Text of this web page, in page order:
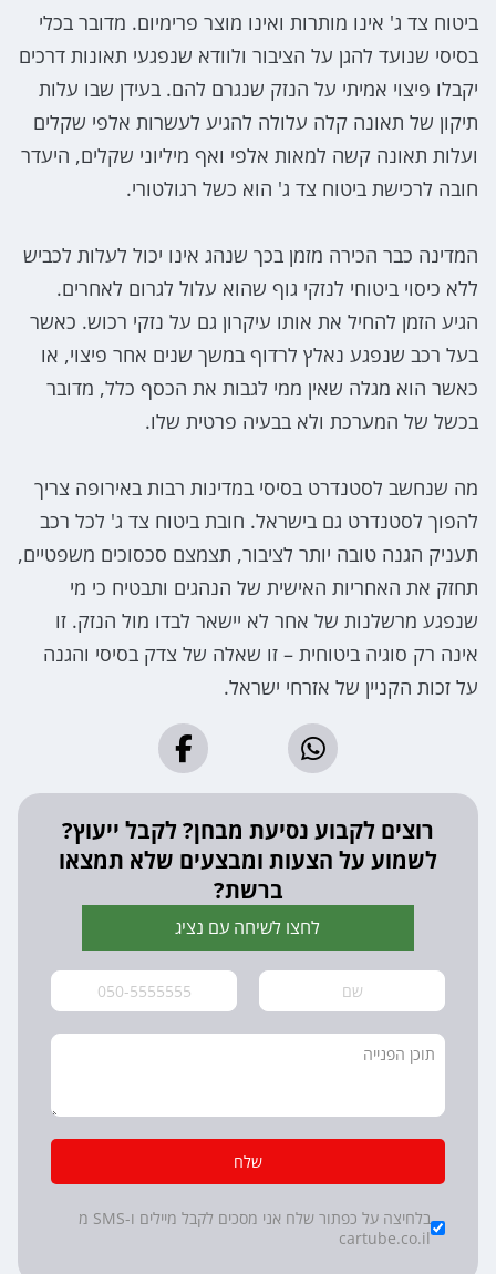
ביטוח צד ג' אינו מותרות ואינו מוצר פרימיום. מדובר בכלי
בסיסי שנועד להגן על הציבור ולוודא שנפגעי תאונות דרכים
יקבלו פיצוי אמיתי על הנזק שנגרם להם. בעידן שבו עלות
תיקון של תאונה קלה עלולה להגיע לעשרות אלפי שקלים
ועלות תאונה קשה למאות אלפי ואף מיליוני שקלים, היעדר
חובה לרכישת ביטוח צד ג' הוא כשל רגולטורי.
המדינה כבר הכירה מזמן בכך שנהג אינו יכול לעלות לכביש
ללא כיסוי ביטוחי לנזקי גוף שהוא עלול לגרום לאחרים.
הגיע הזמן להחיל את אותו עיקרון גם על נזקי רכוש. כאשר
בעל רכב שנפגע נאלץ לרדוף במשך שנים אחר פיצוי, או
כאשר הוא מגלה שאין ממי לגבות את הכסף כלל, מדובר
בכשל של המערכת ולא בבעיה פרטית שלו.
מה שנחשב לסטנדרט בסיסי במדינות רבות באירופה צריך
להפוך לסטנדרט גם בישראל. חובת ביטוח צד ג' לכל רכב
תעניק הגנה טובה יותר לציבור, תצמצם סכסוכים משפטיים,
תחזק את האחריות האישית של הנהגים ותבטיח כי מי
שנפגע מרשלנות של אחר לא יישאר לבדו מול הנזק. זו
אינה רק סוגיה ביטוחית – זו שאלה של צדק בסיסי והגנה
על זכות הקניין של אזרחי ישראל.
רוצים לקבוע נסיעת מבחן? לקבל ייעוץ?
לשמוע על הצעות ומבצעים שלא תמצאו
ברשת?
לחצו לשיחה עם נציג
שלח
Checkboxes
*
בלחיצה על כפתור שלח אני מסכים לקבל מיילים ו-SMS מ
cartube.co.il